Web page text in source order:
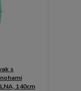
s
140cm